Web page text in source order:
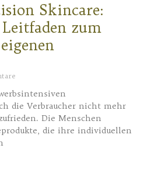
Skincare:
zum
die Verbraucher nicht mehr
Die Menschen
die ihre individuellen